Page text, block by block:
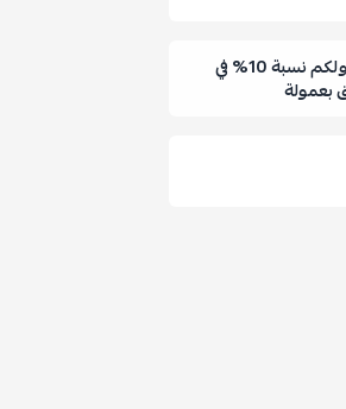
شاركن ولكم نسبة 10% في
بعمولة